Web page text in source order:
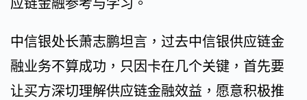
应链金融参考与学习。
中信银处长萧志鹏坦言，过去中信银供应链金
融业务不算成功，只因卡在几个关键，首先要
让买方深切理解供应链金融效益，愿意积极推